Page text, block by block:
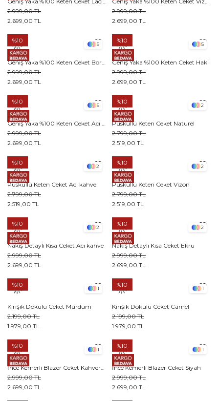
2.699,00 TL
2.999,00 TL
2.699,00 TL
2.999,00 TL
5
2.699,00 TL
2.999,00 TL
%10
5
Geniş Yaka %100 Keten Ceket Haki
2.699,00 TL
2.999,00 TL
%10
5
2.699,00 TL
2.999,00 TL
%10
2
Püsküllü Keten Ceket Naturel
2.519,00 TL
2.799,00 TL
%10
2
Püsküllü Keten Ceket Acı kahve
2.519,00 TL
2.799,00 TL
%10
2
Püsküllü Keten Ceket Vizon
2.519,00 TL
2.799,00 TL
%10
2
Nakış Detaylı Kısa Ceket Acı kahve
2.699,00 TL
2.999,00 TL
%10
2
Nakış Detaylı Kısa Ceket Ekru
2.699,00 TL
2.999,00 TL
%10
1
Kırışık Dokulu Ceket Mürdüm
1.979,00 TL
2.199,00 TL
%10
1
Kırışık Dokulu Ceket Camel
1.979,00 TL
2.199,00 TL
%10
1
2.699,00 TL
2.999,00 TL
%10
1
İnce Kemerli Blazer Ceket Siyah
2.699,00 TL
2.999,00 TL
%10